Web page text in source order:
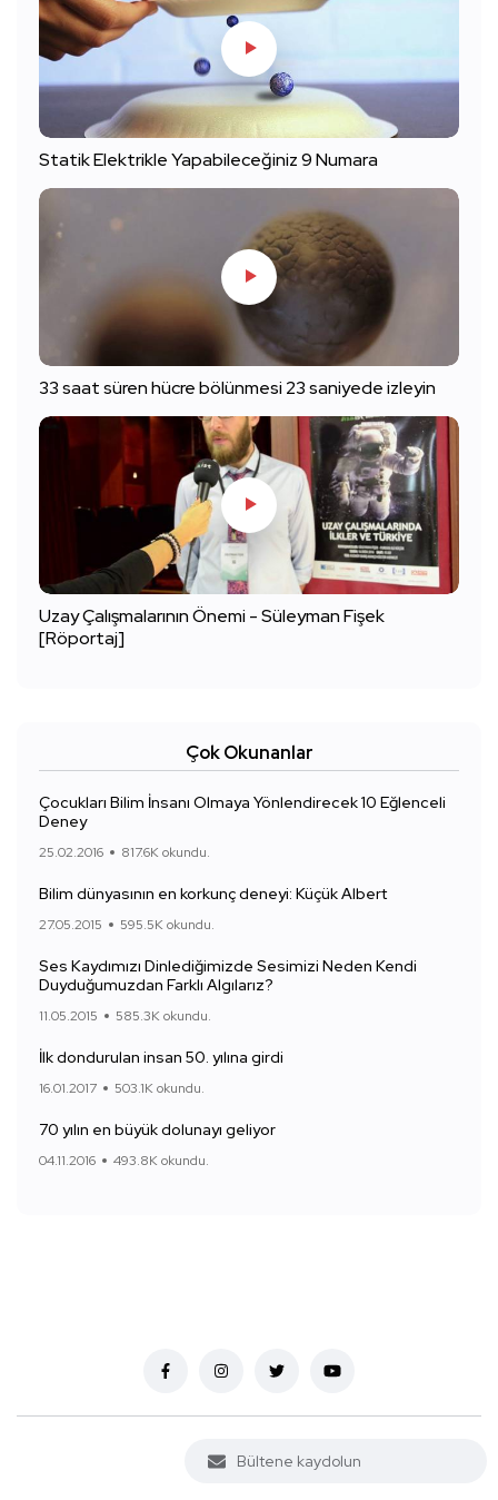
Statik Elektrikle Yapabileceğiniz 9 Numara
33 saat süren hücre bölünmesi 23 saniyede izleyin
Uzay Çalışmalarının Önemi - Süleyman Fişek
[Röportaj]
Çok Okunanlar
Çocukları Bilim İnsanı Olmaya Yönlendirecek 10 Eğlenceli
Deney
25.02.2016 817.6K okundu.
Bilim dünyasının en korkunç deneyi: Küçük Albert
27.05.2015 595.5K okundu.
Ses Kaydımızı Dinlediğimizde Sesimizi Neden Kendi
Duyduğumuzdan Farklı Algılarız?
11.05.2015 585.3K okundu.
İlk dondurulan insan 50. yılına girdi
16.01.2017 503.1K okundu.
70 yılın en büyük dolunayı geliyor
04.11.2016 493.8K okundu.